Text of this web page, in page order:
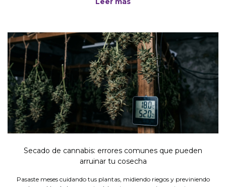
Secado de cannabis: errores comunes que pueden
arruinar tu cosecha
Pasaste meses cuidando tus plantas, midiendo riegos y previniendo